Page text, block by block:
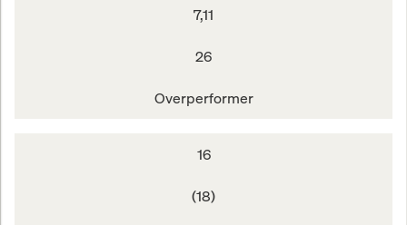
7,11
26
Overperformer
16
(18)